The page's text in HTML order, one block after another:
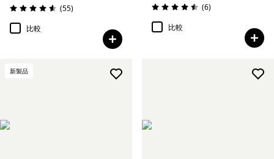
評価: 4.6 / 5
(55レビュー
)
比較
評価: 4.5 / 5
(6レビュー
)
比較
新製品